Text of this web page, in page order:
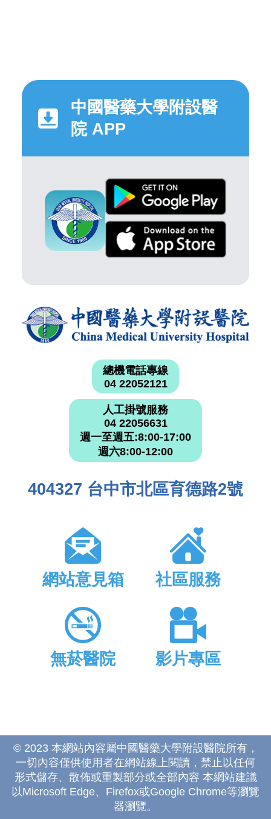
中國醫藥大學附設醫
院 APP
總機電話專線
04 22052121
人工掛號服務
04 22056631
週一至週五:8:00-17:00
週六8:00-12:00
404327 台中市北區育德路2號
網站意見箱 社區服務
無菸醫院 影片專區
© 2023 本網站內容屬中國醫藥大學附設醫院所有，
一切內容僅供使用者在網站線上閱讀，禁止以任何
形式儲存、散佈或重製部分或全部內容 本網站建議
以Microsoft Edge、Firefox或Google Chrome等瀏覽
器瀏覽。